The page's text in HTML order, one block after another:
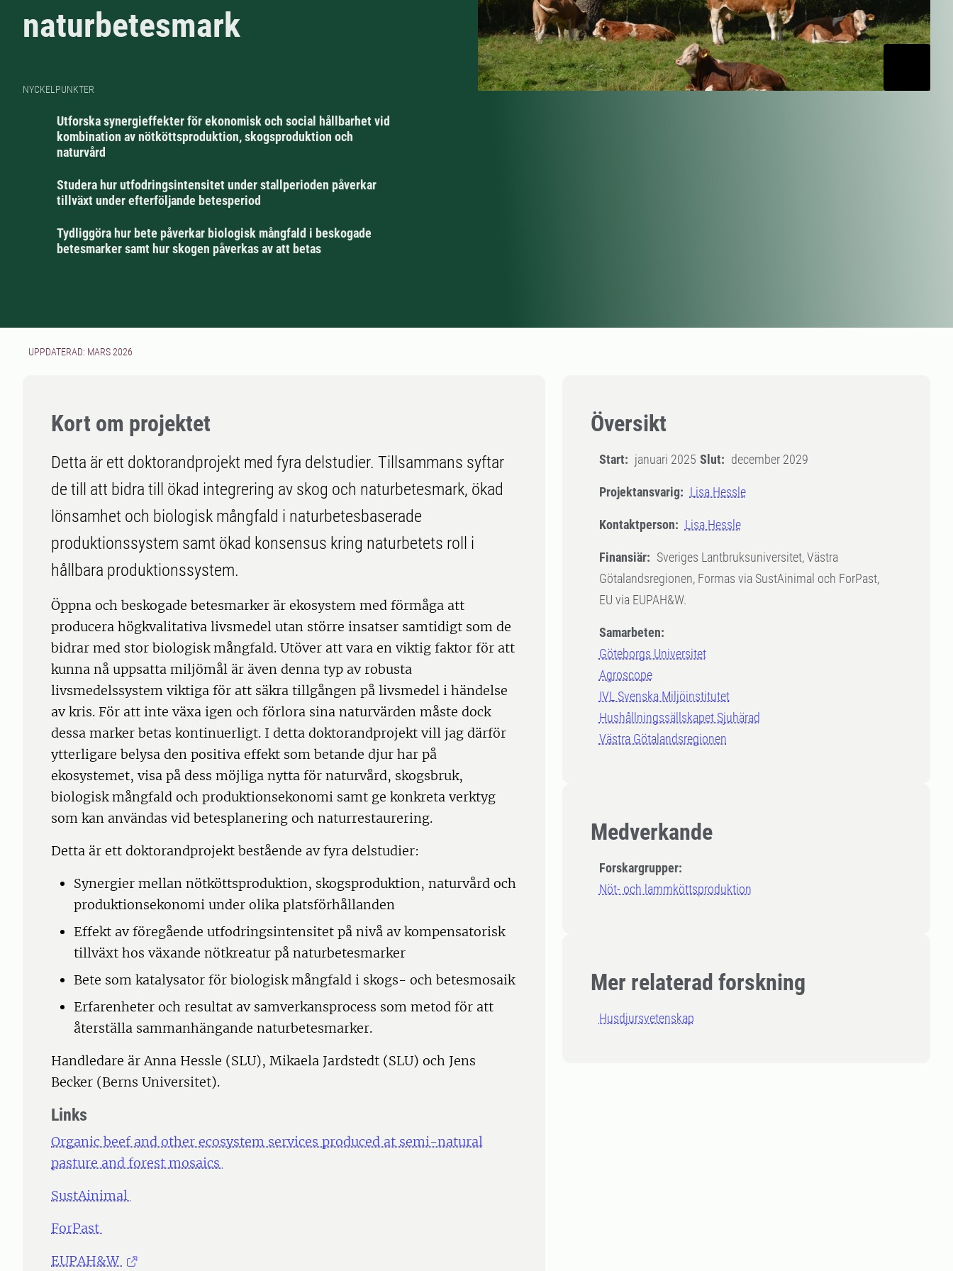
naturbetesmark
NYCKELPUNKTER
Utforska synergieffekter för ekonomisk och social hållbarhet vid
kombination av nötköttsproduktion, skogsproduktion och
naturvård
Studera hur utfodringsintensitet under stallperioden påverkar
tillväxt under efterföljande betesperiod
Tydliggöra hur bete påverkar biologisk mångfald i beskogade
betesmarker samt hur skogen påverkas av att betas
UPPDATERAD: MARS 2026
Översikt
Start: januari 2025 Slut: december 2029
Projektansvarig: Lisa Hessle
Kontaktperson: Lisa Hessle
Finansiär: Sveriges Lantbruksuniversitet, Västra
Götalandsregionen, Formas via SustAinimal och ForPast,
EU via EUPAH&W.
Samarbeten:
Göteborgs Universitet
Agroscope
IVL Svenska Miljöinstitutet
Hushållningssällskapet Sjuhärad
Västra Götalandsregionen
Medverkande
Forskargrupper:
Nöt- och lammköttsproduktion
Mer relaterad forskning
Husdjursvetenskap
Kort om projektet
Detta är ett doktorandprojekt med fyra delstudier. Tillsammans syftar
de till att bidra till ökad integrering av skog och naturbetesmark, ökad
lönsamhet och biologisk mångfald i naturbetesbaserade
produktionssystem samt ökad konsensus kring naturbetets roll i
hållbara produktionssystem.
Öppna och beskogade betesmarker är ekosystem med förmåga att
producera högkvalitativa livsmedel utan större insatser samtidigt som de
bidrar med stor biologisk mångfald. Utöver att vara en viktig faktor för att
kunna nå uppsatta miljömål är även denna typ av robusta
livsmedelssystem viktiga för att säkra tillgången på livsmedel i händelse
av kris. För att inte växa igen och förlora sina naturvärden måste dock
dessa marker betas kontinuerligt. I detta doktorandprojekt vill jag därför
ytterligare belysa den positiva effekt som betande djur har på
ekosystemet, visa på dess möjliga nytta för naturvård, skogsbruk,
biologisk mångfald och produktionsekonomi samt ge konkreta verktyg
som kan användas vid betesplanering och naturrestaurering.
Detta är ett doktorandprojekt bestående av fyra delstudier:
Synergier mellan nötköttsproduktion, skogsproduktion, naturvård och
produktionsekonomi under olika platsförhållanden
Effekt av föregående utfodringsintensitet på nivå av kompensatorisk
tillväxt hos växande nötkreatur på naturbetesmarker
Bete som katalysator för biologisk mångfald i skogs- och betesmosaik
Erfarenheter och resultat av samverkansprocess som metod för att
återställa sammanhängande naturbetesmarker.
Handledare är Anna Hessle (SLU), Mikaela Jardstedt (SLU) och Jens
Becker (Berns Universitet).
Links
Organic beef and other ecosystem services produced at semi-natural
pasture and forest mosaics
SustAinimal
ForPast
EUPAH&W